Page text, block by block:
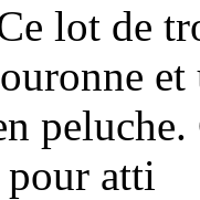
lot de
atti